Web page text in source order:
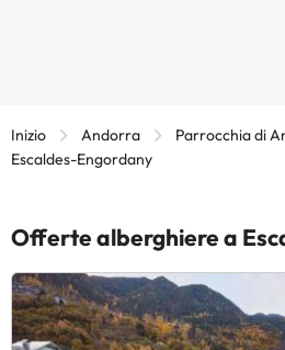
Inizio Andorra
Parrocchia di
Escaldes-Engordany
Offerte alberghiere a